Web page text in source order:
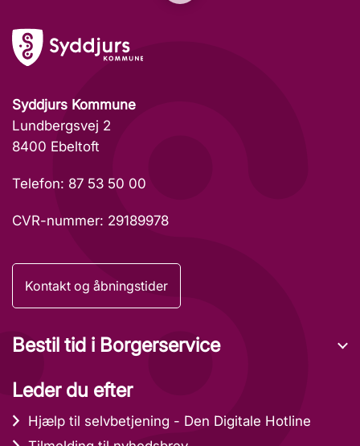
Syddjurs Kommune
Lundbergsvej 2
8400 Ebeltoft
Telefon: 87 53 50 00
CVR-nummer: 29189978
Kontakt og åbningstider
Bestil tid i Borgerservice
Leder du efter
Hjælp til selvbetjening - Den Digitale Hotline